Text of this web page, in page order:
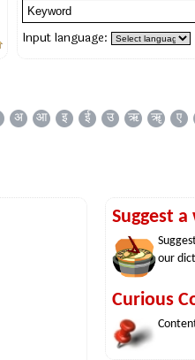
Input language:
अ आ इ ई उ ऋ ॠ ए
Suggest
our
Curious